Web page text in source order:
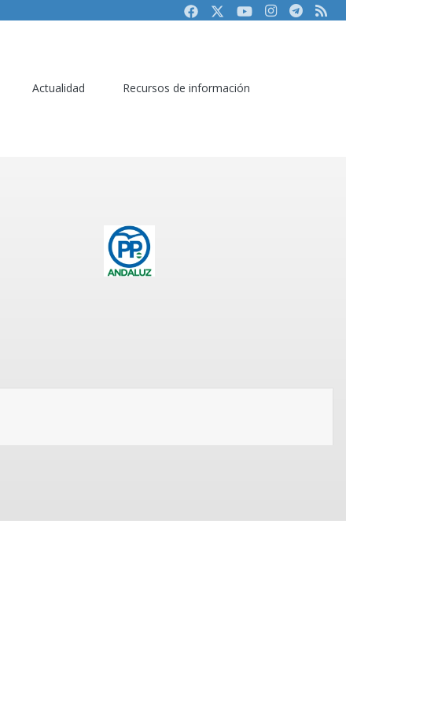
FacebookTwitterYoutubeInstagram
Telegram
RSS
Actualidad
Recursos de información